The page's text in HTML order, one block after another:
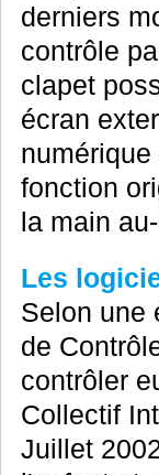
derniers
contrôle
clapet
écran
fonction
la main
Les
Selon une
de
contrôler
Collectif
Juillet